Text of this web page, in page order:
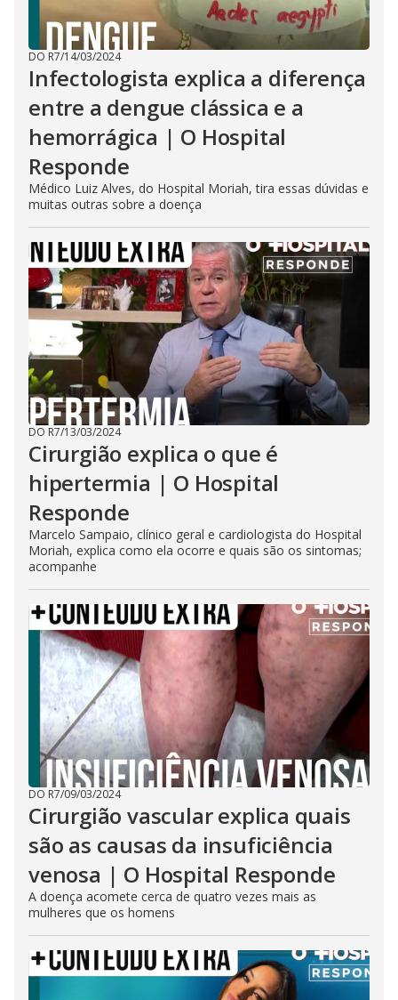
DO R7/14/03/2024
Infectologista explica a diferença
entre a dengue clássica e a
hemorrágica | O Hospital
Responde
Médico Luiz Alves, do Hospital Moriah, tira essas dúvidas e
muitas outras sobre a doença
DO R7/13/03/2024
Cirurgião explica o que é
hipertermia | O Hospital
Responde
Marcelo Sampaio, clínico geral e cardiologista do Hospital
Moriah, explica como ela ocorre e quais são os sintomas;
acompanhe
DO R7/09/03/2024
Cirurgião vascular explica quais
são as causas da insuficiência
venosa | O Hospital Responde
A doença acomete cerca de quatro vezes mais as
mulheres que os homens